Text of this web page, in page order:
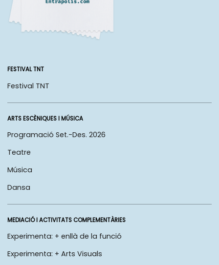
FESTIVAL TNT
Festival TNT
ARTS ESCÈNIQUES I MÚSICA
Programació Set.-Des. 2026
Teatre
Música
Dansa
MEDIACIÓ I ACTIVITATS COMPLEMENTÀRIES
Experimenta: + enllà de la funció
Experimenta: + Arts Visuals